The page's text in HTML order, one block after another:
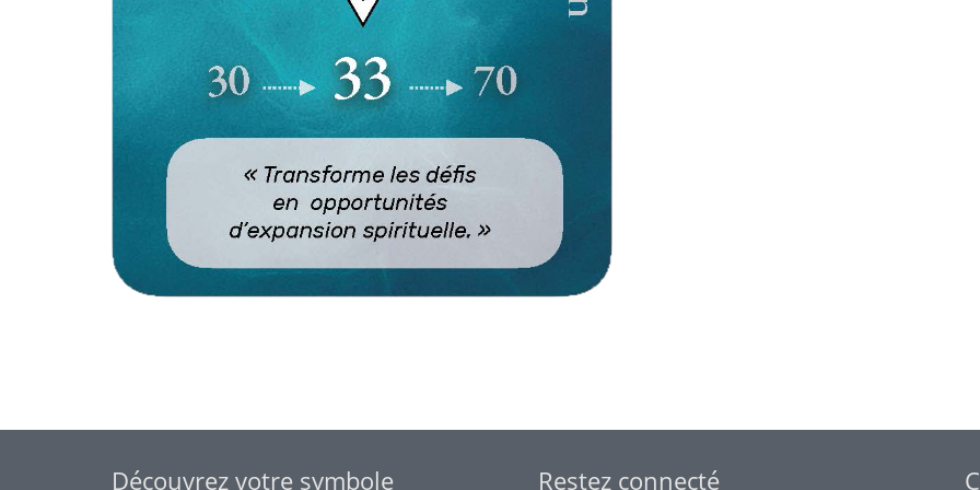
Découvrez votre symbole Restez connecté